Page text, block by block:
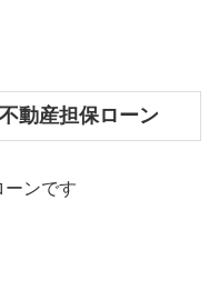
動産担保ローン
ンです